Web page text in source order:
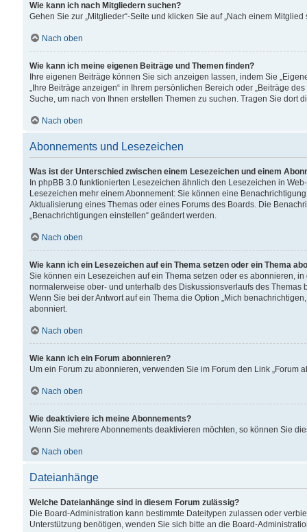
Wie kann ich nach Mitgliedern suchen?
Gehen Sie zur „Mitglieder“-Seite und klicken Sie auf „Nach einem Mitglied
Nach oben
Wie kann ich meine eigenen Beiträge und Themen finden?
Ihre eigenen Beiträge können Sie sich anzeigen lassen, indem Sie
„Ihre Beiträge anzeigen“ in Ihrem persönlichen Bereich oder „Beiträge
Suche, um nach von Ihnen erstellen Themen zu suchen. Tragen Sie dort
Nach oben
Abonnements und Lesezeichen
Was ist der Unterschied zwischen einem Lesezeichen und einem
In phpBB 3.0 funktionierten Lesezeichen ähnlich den Lesezeichen in
Lesezeichen mehr einem Abonnement: Sie können eine
Aktualisierung eines Themas oder eines Forums des Boards. Die
„Benachrichtigungen einstellen“ geändert werden.
Nach oben
Wie kann ich ein Lesezeichen auf ein Thema setzen oder ein Thema
Sie können ein Lesezeichen auf ein Thema setzen oder es abonnieren,
normalerweise ober- und unterhalb des Diskussionsverlaufs des Themas
Wenn Sie bei der Antwort auf ein Thema die Option „Mich
abonniert.
Nach oben
Wie kann ich ein Forum abonnieren?
Um ein Forum zu abonnieren, verwenden Sie im Forum den Link „Forum
Nach oben
Wie deaktiviere ich meine Abonnements?
Wenn Sie mehrere Abonnements deaktivieren möchten, so können Sie
Nach oben
Dateianhänge
Welche Dateianhänge sind in diesem Forum zulässig?
Die Board-Administration kann bestimmte Dateitypen zulassen oder
Unterstützung benötigen, wenden Sie sich bitte an die Board-